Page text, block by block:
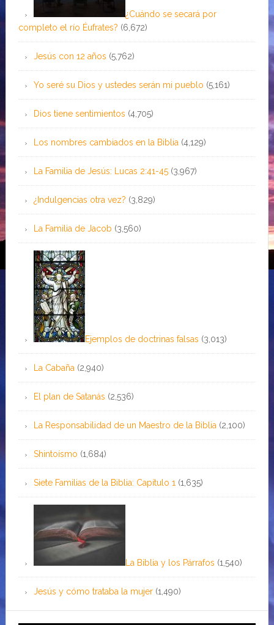
¿Cuándo se secará por
completo el río Éufrates? (6,672)
Jesús con 12 años (5,762)
Yo seré su Dios y ustedes serán mi pueblo (5,161)
Dios tiene sentimientos (4,705)
Los nombres cambiados en la Biblia (4,129)
La Familia de Jesús: Lucas 2:41-45 (3,967)
¿Indulgencias otra vez? (3,829)
La Familia de Jacob (3,560)
Ejemplos de doctrinas falsas (3,013)
La Cabaña (2,940)
El plan de Satanás (2,536)
La Responsabilidad de un Maestro de la Biblia (2,100)
Shintoísmo (1,684)
Siete Familias de la Biblia: Capítulo 1 (1,635)
La Biblia y los Párrafos (1,540)
Jesús y cómo trataba la mujer (1,490)